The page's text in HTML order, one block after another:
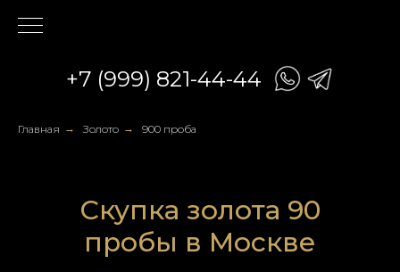
+7 (999) 821-44-44
Главная → Золото → 900 проба
Скупка золота 90
пробы в Москве